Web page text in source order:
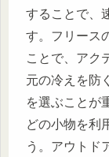
することで、
す。フリース
ことで、アク
元の冷えを防
を選ぶことが
どの小物を利
う。アウトド